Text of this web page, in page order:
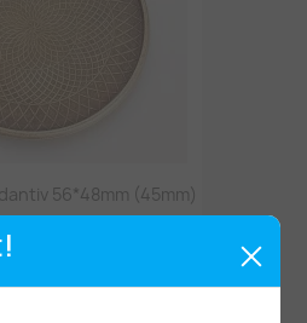
56*48mm (45mm)